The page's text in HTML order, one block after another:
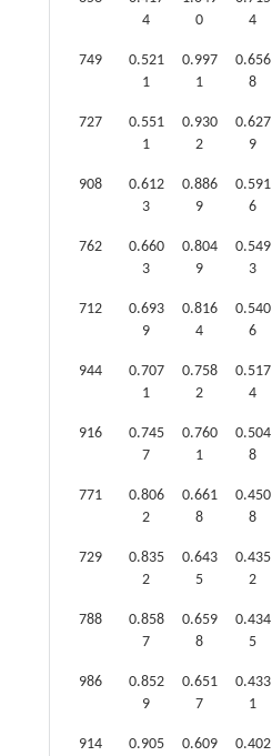
4
0
4
749
0.521
1
0.997
1
0.656
8
727
0.551
1
0.930
2
0.627
9
908
0.612
3
0.886
9
0.591
6
762
0.660
3
0.804
9
0.549
3
712
0.693
9
0.816
4
0.540
6
944
0.707
1
0.758
2
0.517
4
916
0.745
7
0.760
1
0.504
8
771
0.806
2
0.661
8
0.450
8
729
0.835
2
0.643
5
0.435
2
788
0.858
7
0.659
8
0.434
5
986
0.852
9
0.651
7
0.433
1
914
0.905
0.609
0.402